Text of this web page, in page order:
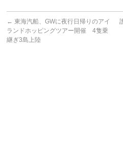
← 東海汽船、GWに夜行日帰りのアイ
ランドホッピングツアー開催 4隻乗
継ぎ3島上陸